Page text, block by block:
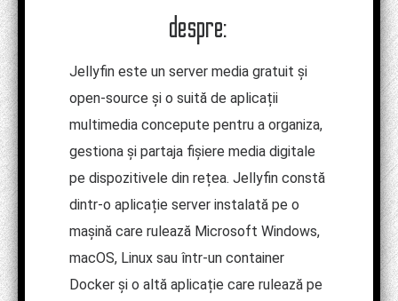
despre:
Jellyfin este un server media gratuit și
open-source și o suită de aplicații
multimedia concepute pentru a organiza,
gestiona și partaja fișiere media digitale
pe dispozitivele din rețea. Jellyfin constă
dintr-o aplicație server instalată pe o
mașină care rulează Microsoft Windows,
macOS, Linux sau într-un container
Docker și o altă aplicație care rulează pe